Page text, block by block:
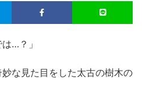
…？」
な見た目をした太古の樹木の